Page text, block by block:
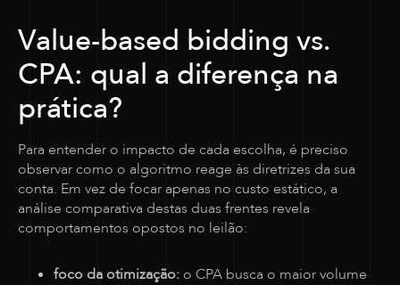
Value-based bidding vs.
CPA: qual a diferença na
prática?
Para entender o impacto de cada escolha, é preciso
observar como o algoritmo reage às diretrizes da sua
conta. Em vez de focar apenas no custo estático, a
análise comparativa destas duas frentes revela
comportamentos opostos no leilão:
foco da otimização: o CPA busca o maior volume